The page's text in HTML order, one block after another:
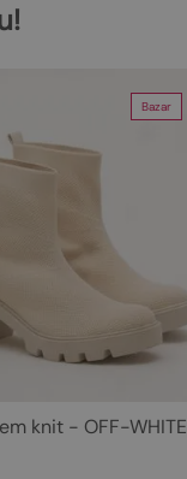
Bazar
knit - OFF-WHITE